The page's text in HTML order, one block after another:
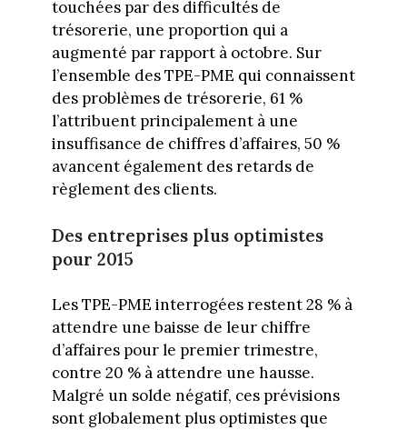
touchées par des difficultés de
trésorerie, une proportion qui a
augmenté par rapport à octobre. Sur
l’ensemble des TPE-PME qui connaissent
des problèmes de trésorerie, 61 %
l’attribuent principalement à une
insuffisance de chiffres d’affaires, 50 %
avancent également des retards de
règlement des clients.
Des entreprises plus optimistes
pour 2015
Les TPE-PME interrogées restent 28 % à
attendre une baisse de leur chiffre
d’affaires pour le premier trimestre,
contre 20 % à attendre une hausse.
Malgré un solde négatif, ces prévisions
sont globalement plus optimistes que